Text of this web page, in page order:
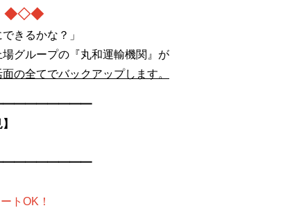
◆◇◆
きるかな？」
グループの『丸和運輸機関』が
の全てでバックアップします。
トOK！